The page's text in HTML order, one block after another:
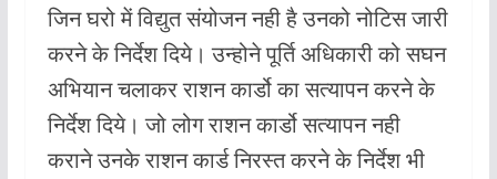
जिन घरो में विद्युत संयोजन नही है उनको नोटिस जारी
करने के निर्देश दिये। उन्होने पूर्ति अधिकारी को सघन
अभियान चलाकर राशन कार्डो का सत्यापन करने के
निर्देश दिये। जो लोग राशन कार्डो सत्यापन नही
कराने उनके राशन कार्ड निरस्त करने के निर्देश भी